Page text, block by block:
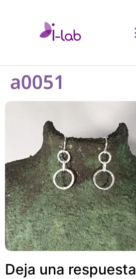
a0051
Deja una respuesta